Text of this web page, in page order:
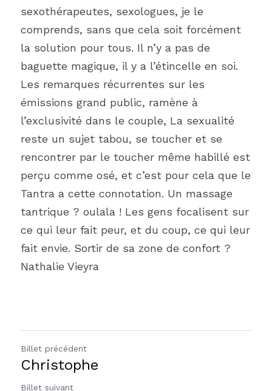
sexothérapeutes, sexologues, je le
comprends, sans que cela soit forcément
la solution pour tous. Il n’y a pas de
baguette magique, il y a l’étincelle en soi.
Les remarques récurrentes sur les
émissions grand public, ramène à
l’exclusivité dans le couple, La sexualité
reste un sujet tabou, se toucher et se
rencontrer par le toucher même habillé est
perçu comme osé, et c’est pour cela que le
Tantra a cette connotation. Un massage
tantrique ? oulala ! Les gens focalisent sur
ce qui leur fait peur, et du coup, ce qui leur
fait envie. Sortir de sa zone de confort ?
Nathalie Vieyra
Billet précédent
Christophe
Billet suivant